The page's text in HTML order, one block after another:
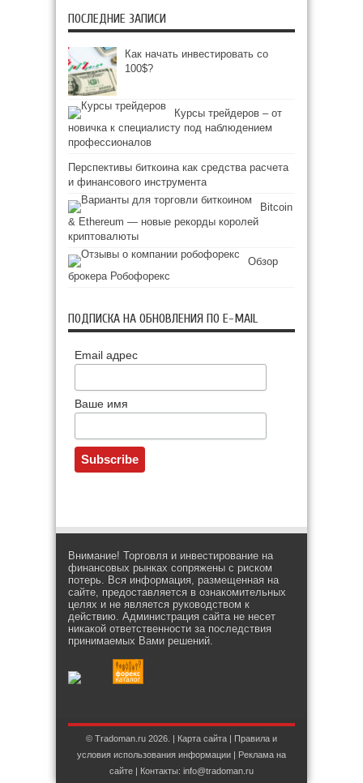
ПОСЛЕДНИЕ ЗАПИСИ
Как начать инвестировать со
100$?
Курсы трейдеров – от
новичка к специалисту под наблюдением
профессионалов
Перспективы биткоина как средства расчета
и финансового инструмента
Bitcoin
& Ethereum — новые рекорды королей
криптовалюты
Обзор
брокера Робофорекс
ПОДПИСКА НА ОБНОВЛЕНИЯ ПО E-MAIL
Email адрес
Ваше имя
Внимание! Торговля и инвестирование на
финансовых рынках сопряжены с риском
потерь. Вся информация, размещенная на
сайте, предоставляется в ознакомительных
целях и не является руководством к
действию. Администрация сайта не несет
никакой ответственности за последствия
принимаемых Вами решений.
© Tradoman.ru 2026. | Карта сайта | Правила и
условия использования информации | Реклама на
сайте | Контакты: info@tradoman.ru